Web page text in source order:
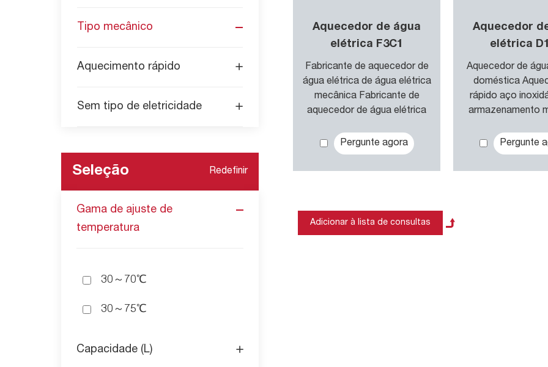
Aquecedor de água
elétrica F3C1
Fabricante de aquecedor de
água elétrica de água elétrica
mecânica Fabricante de
aquecedor de água elétrica
Pergunte agora
Aquecedor
elétrica
Aquecedor de
doméstica
rápido aço
armazenamento
Pergunte
Tipo mecânico
Aquecimento rápido
Sem tipo de eletricidade
Seleção Redefinir
Gama de ajuste de
temperatura
30～70℃
30～75℃
Capacidade (L)